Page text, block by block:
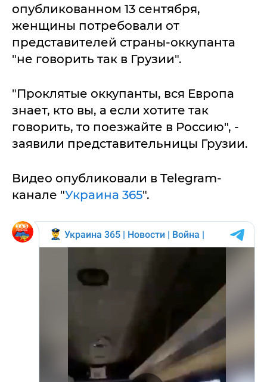
опубликованном 13 сентября,
женщины потребовали от
представителей страны-оккупанта
"не говорить так в Грузии".
"Проклятые оккупанты, вся Европа
знает, кто вы, а если хотите так
говорить, то поезжайте в Россию", -
заявили представительницы Грузии.
Видео опубликовали в Telegram-
канале "Украина 365".